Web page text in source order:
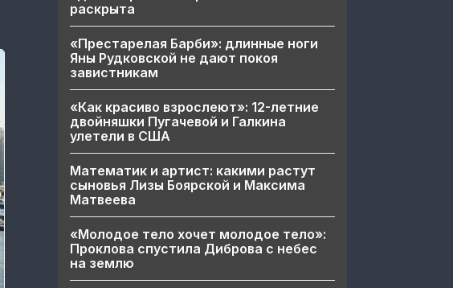
раскрыта
«Престарелая Барби»: длинные ноги
Яны Рудковской не дают покоя
завистникам
«Как красиво взрослеют»: 12-летние
двойняшки Пугачевой и Галкина
улетели в США
Математик и артист: какими растут
сыновья Лизы Боярской и Максима
Матвеева
«Молодое тело хочет молодое тело»:
Проклова спустила Диброва с небес
на землю